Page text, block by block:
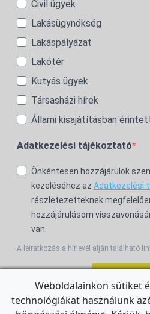
Civil ügyek
Lakásügynökség
Lakáspályázat
Lakótér
Kutyás ügyek
Társasházi hírek
Állami kisajátításban
Adatkezelési tájékoztató
Önkéntesen hozzájárulok
kezeléséhez az Adatkezelési
részletezetteknek
hozzájárulásom
van.
A leiratkozás a hírlevél alján található
For the English Newsletter,
Weboldalainkon sütiket
technológiákat használunk